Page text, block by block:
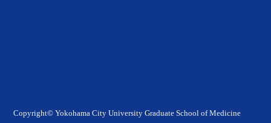
Copyright© Yokohama City University Graduate School of Medicine